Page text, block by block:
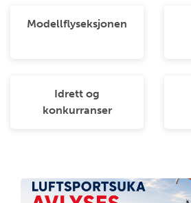
Modellflyseksjonen
Idrett og
konkurranser